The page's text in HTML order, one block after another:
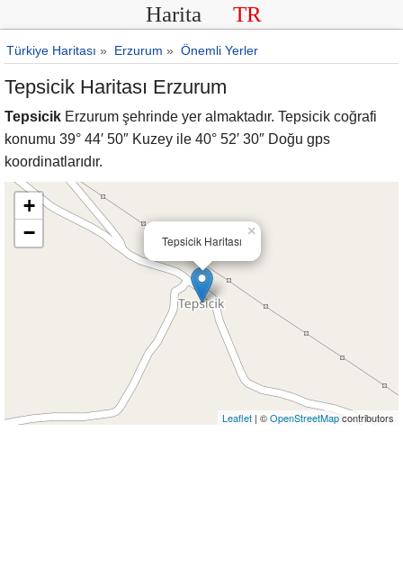
Harita TR
Türkiye Haritası » Erzurum » Önemli Yerler
Tepsicik Haritası Erzurum
Tepsicik Erzurum şehrinde yer almaktadır. Tepsicik coğrafi
konumu 39° 44′ 50″ Kuzey ile 40° 52′ 30″ Doğu gps
koordinatlarıdır.
Tepsicik Haritası
×
+
−
Leaflet | ©OpenStreetMapcontributors